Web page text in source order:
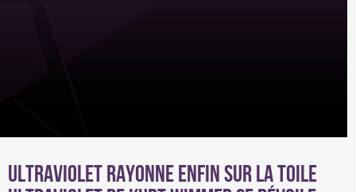
Ultraviolet rayonne enfin sur la toile